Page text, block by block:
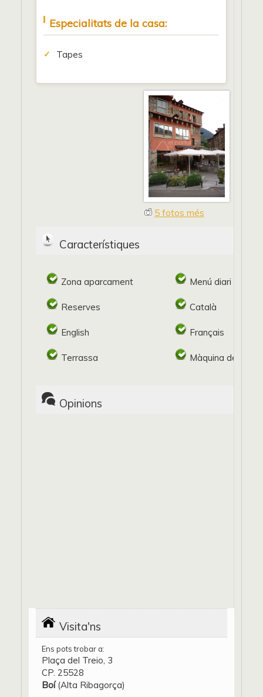
Especialitats de la casa:
Tapes
5 fotos més
Característiques
Zona aparcament Menú diari
Reserves Català
English Français
Terrassa Màquina de tabac
Opinions
Visita'ns
Ens pots trobar a:
Plaça del Treio, 3
CP. 25528
Boí(Alta Ribagorça)